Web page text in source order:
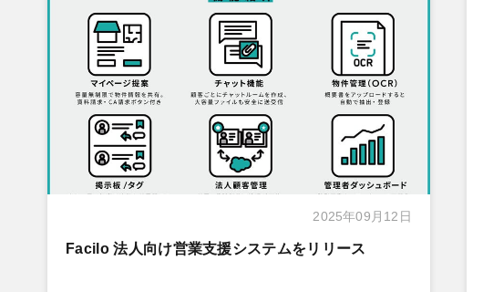
2025年09月12日
Facilo 法人向け営業支援システムをリリース